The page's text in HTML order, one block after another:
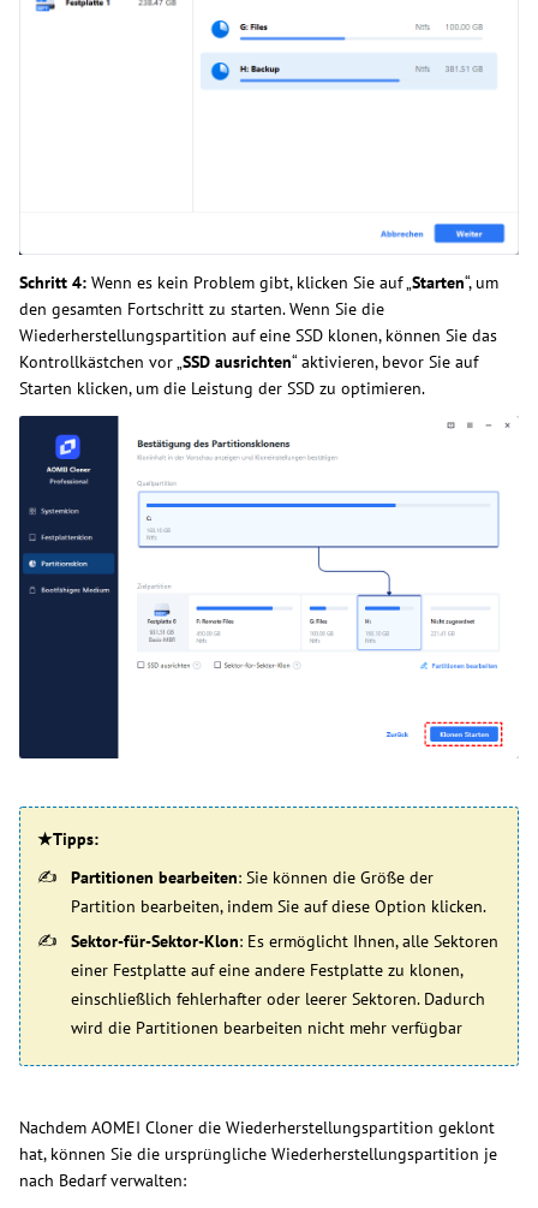
Schritt 4: Wenn es kein Problem gibt, klicken Sie auf „ Starten“, um
den gesamten Fortschritt zu starten. Wenn Sie die
Wiederherstellungspartition auf eine SSD klonen, können Sie das
Kontrollkästchen vor „ SSD ausrichten“ aktivieren, bevor Sie auf
Starten klicken, um die Leistung der SSD zu optimieren.
★Tipps:
Partitionen bearbeiten: Sie können die Größe der
Partition bearbeiten, indem Sie auf diese Option klicken.
Sektor-für-Sektor-Klon: Es ermöglicht Ihnen, alle Sektoren
einer Festplatte auf eine andere Festplatte zu klonen,
einschließlich fehlerhafter oder leerer Sektoren. Dadurch
wird die Partitionen bearbeiten nicht mehr verfügbar
Nachdem AOMEI Cloner die Wiederherstellungspartition geklont
hat, können Sie die ursprüngliche Wiederherstellungspartition je
nach Bedarf verwalten: